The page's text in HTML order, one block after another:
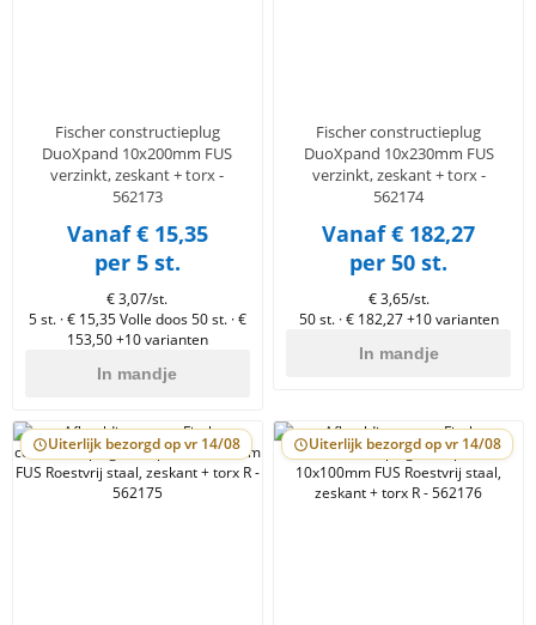
Fischer constructieplug
DuoXpand 10x200mm FUS
verzinkt, zeskant + torx -
562173
Vanaf € 15,35
per 5 st.
€ 3,07/st.
5 st. · € 15,35Volle doos 50 st. · €
153,50+10 varianten
In mandje
Fischer constructieplug
DuoXpand 10x230mm FUS
verzinkt, zeskant + torx -
562174
Vanaf € 182,27
per 50 st.
€ 3,65/st.
50 st. · € 182,27+10 varianten
In mandje
Uiterlijk bezorgd op vr 14/08 Uiterlijk bezorgd op vr 14/08